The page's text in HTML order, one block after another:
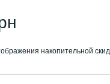
накопительной